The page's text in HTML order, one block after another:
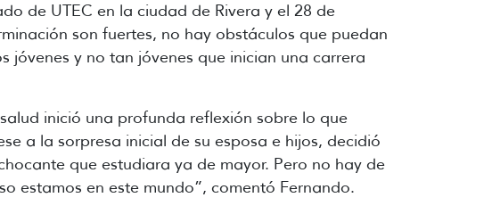
de UTEC en la ciudad de Rivera y el 28 de
son fuertes, no hay obstáculos que puedan
jóvenes y no tan jóvenes que inician una carrera
inició una profunda reflexión sobre lo que
a la sorpresa inicial de su esposa e hijos, decidió
que estudiara ya de mayor. Pero no hay de
estamos en este mundo”, comentó Fernando.